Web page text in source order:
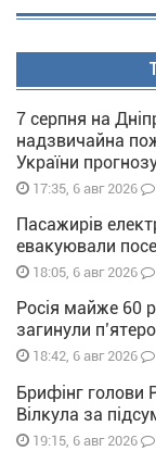
7 серпня на
надзвичайна
України
17:35, 6 авг 2026
Пасажирів
евакуювали
18:05, 6 авг 2026
Росія майже 60
загинули
18:42, 6 авг 2026
Брифінг голови
Вілкула за
19:15, 6 авг 2026